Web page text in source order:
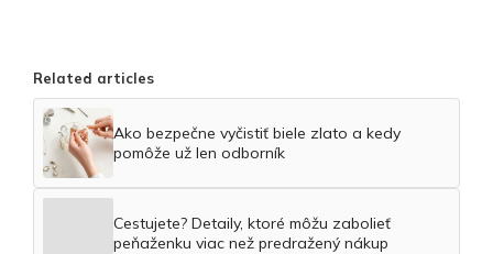
Related articles
Ako bezpečne vyčistiť biele zlato a kedy
pomôže už len odborník
Cestujete? Detaily, ktoré môžu zabolieť
peňaženku viac než predražený nákup